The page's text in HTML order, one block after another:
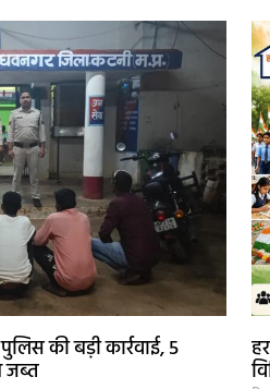
की बड़ी कार्रवाई, 5
जब्त